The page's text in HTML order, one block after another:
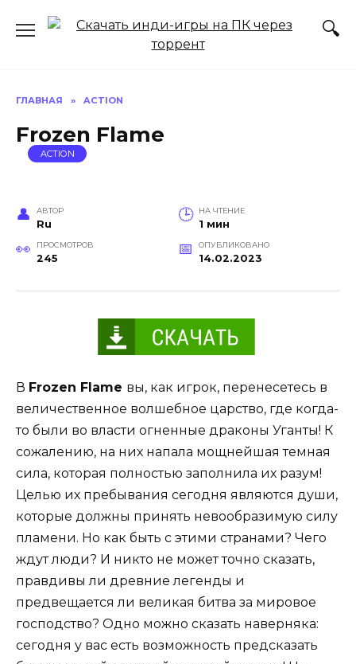
ГЛАВНАЯ » ACTION
Frozen Flame
ACTION
АВТОР
Ru
НА ЧТЕНИЕ
1 мин
ПРОСМОТРОВ
245
ОПУБЛИКОВАНО
14.02.2023
В Frozen Flame вы, как игрок, перенесетесь в
величественное волшебное царство, где когда-
то были во власти огненные драконы Уганты! К
сожалению, на них напала мощнейшая темная
сила, которая полностью заполнила их разум!
Целью их пребывания сегодня являются души,
которые должны принять невообразимую силу
пламени. Но как быть с этими странами? Чего
ждут люди? И никто не может точно сказать,
правдивы ли древние легенды и
предвещается ли великая битва за мировое
господство? Одно можно сказать наверняка:
сегодня у вас есть возможность предсказать